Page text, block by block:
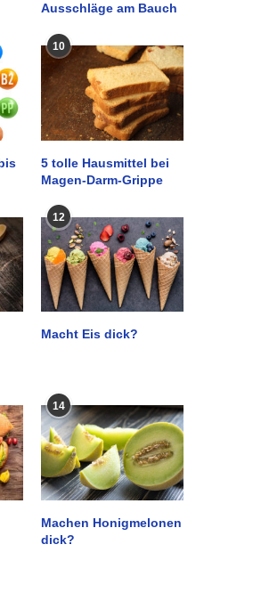
Ausschläge am Bauch
10
5 tolle Hausmittel bei
Magen-Darm-Grippe
12
Macht Eis dick?
14
Machen Honigmelonen
dick?